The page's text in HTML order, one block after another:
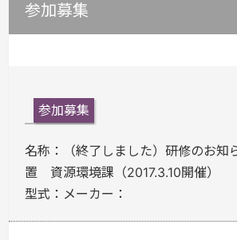
参加募集
参加募集
名称：
（終了しました）研修のお
置 資源環境課（2017.3.10開催）
型式： メーカー：